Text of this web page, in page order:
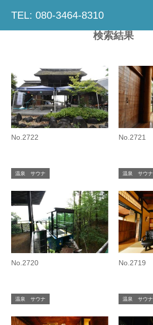
TEL: 080-3464-8310
検索結果
No.2722
温泉 サウナ
No.2721
温泉 サウナ
No.2720
温泉 サウナ
No.2719
温泉 サウナ